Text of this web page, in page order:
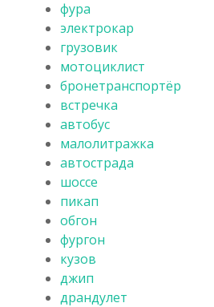
фура
электрокар
грузовик
мотоциклист
бронетранспортёр
встречка
автобус
малолитражка
автострада
шоссе
пикап
обгон
фургон
кузов
джип
драндулет